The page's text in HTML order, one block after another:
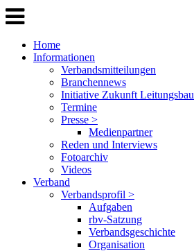
Home
Informationen
Verbandsmitteilungen
Branchennews
Initiative Zukunft Leitungsbau
Termine
Presse >
Medienpartner
Reden und Interviews
Fotoarchiv
Videos
Verband
Verbandsprofil >
Aufgaben
rbv-Satzung
Verbandsgeschichte
Organisation